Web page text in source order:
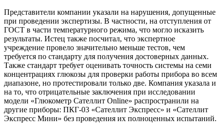
Представители компании указали на нарушения, допущенные
при проведении экспертизы. В частности, на отступления от
ГОСТ в части температурного режима, что могло исказить
результаты. Истец также посчитал, что экспертное
учреждение провело значительно меньше тестов, чем
требуется по стандарту для получения достоверных данных.
Также стандарт требует оценивать точность системы на семи
концентрациях глюкозы для проверки работы прибора во всем
диапазоне, но протестировали только две. Компания указала и
на то, что отрицательные заключения при исследовании
модели «Глюкометр Сателлит Online» распространили на
другие приборы: ПКГ-03 «Сателлит Экспресс» и «Сателлит
Экспресс Мини» без проведения их полноценных испытаний.